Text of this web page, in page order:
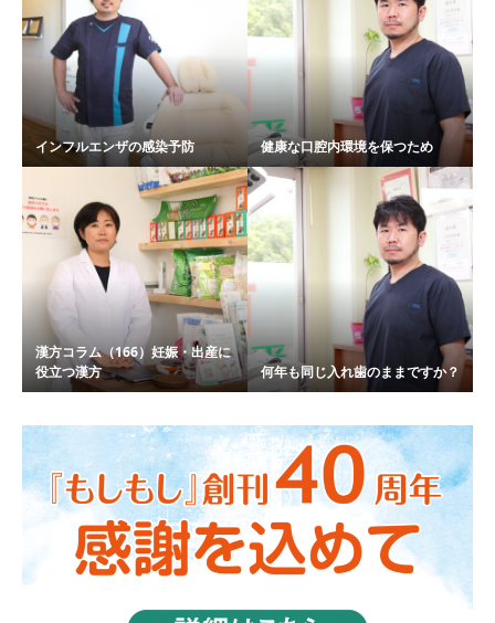
インフルエンザの感染予防 健康な口腔内環境を保つため
漢方コラム（166）妊娠・出産に
役立つ漢方
何年も同じ入れ歯のままですか？